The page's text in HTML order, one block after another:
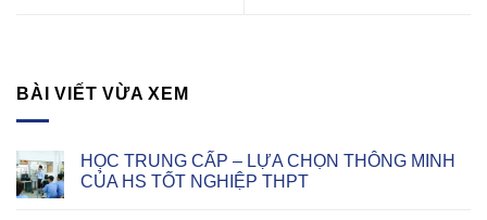
BÀI VIẾT VỪA XEM
HỌC TRUNG CẤP – LỰA CHỌN THÔNG MINH
CỦA HS TỐT NGHIỆP THPT